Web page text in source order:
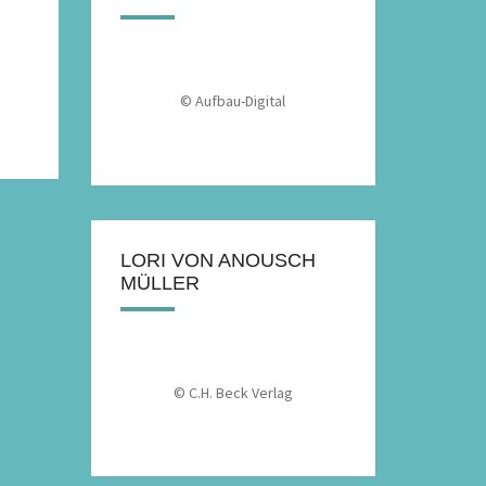
© Aufbau-Digital
LORI VON ANOUSCH
MÜLLER
© C.H. Beck Verlag